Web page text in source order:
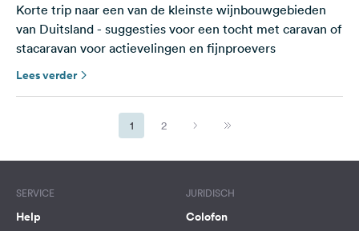
Korte trip naar een van de kleinste wijnbouwgebieden
van Duitsland - suggesties voor een tocht met caravan of
stacaravan voor actievelingen en fijnproevers
Lees verder
1 2
SERVICE
Help
JURIDISCH
Colofon